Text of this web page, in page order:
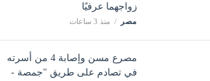
زواجهما عرفيًا
مصر منذ 3 ساعات
مصرع مسن وإصابة 4 من أسرته
في تصادم على طريق "جمصة -